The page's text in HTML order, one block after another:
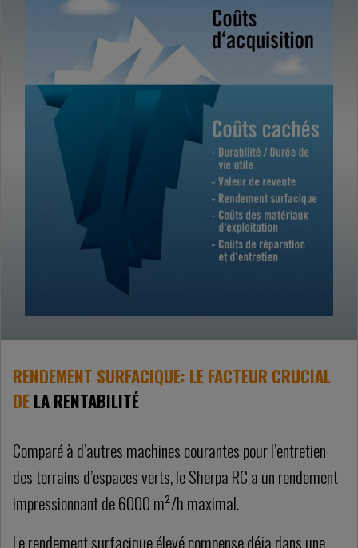
RENDEMENT SURFACIQUE: LE FACTEUR CRUCIAL
DELA RENTABILITÉ
Comparé à d’autres machines courantes pour l’entretien
des terrains d’espaces verts, le Sherpa RC a un rendement
impressionnant de 6000 m²/h maximal.
Le rendement surfacique élevé compense déja dans une